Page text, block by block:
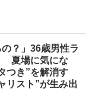
の？」36歳男性ラ
夏場に気にな
つき”を解消す
リスト”が生み出